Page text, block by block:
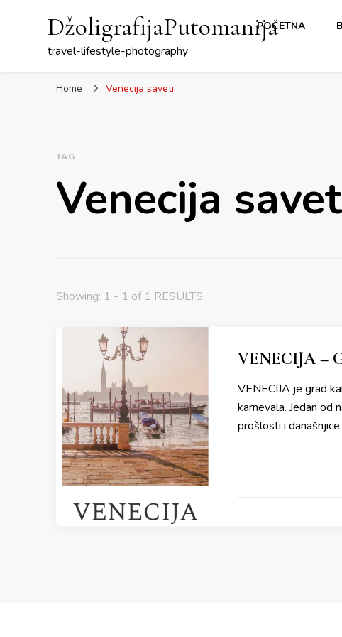
DžoligrafijaPutomanija
travel-lifestyle-photography
POČETNA
Home Venecija saveti
TAG
Venecija
Showing: 1 - 1 of 1 RESULTS
VENECIJA –
VENECIJA je grad
karnevala. Jedan od
prošlosti i današnjice